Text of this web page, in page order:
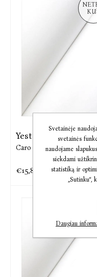
Yesteryear
Caro Claire Burke
€15,81 €19,28
Svetainėje
svetainės
naudojame
siekdami
statistiką ir
„Sutinku“,
Daugiau